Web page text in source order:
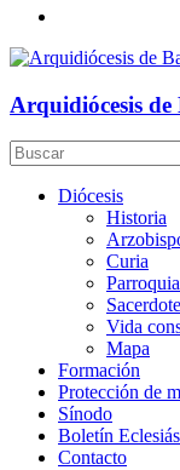
Arquidiócesis
Diócesis
Historia
Curia
Vida
Mapa
Formación
Protección de
Sínodo
Boletín
Contacto